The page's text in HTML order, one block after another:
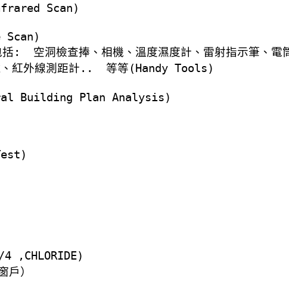
Scan)
Scan)
: 空洞檢查捧、相機、溫度濕度計、雷射指示筆、電
紅外線測距計 .. 等等 (Handy Tools)
Building Plan Analysis)
,CHLORIDE)
戶）